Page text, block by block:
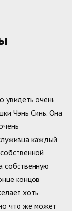
увидеть очень
Чэнь Синь. Она
каждый
собственную
концов
хоть
что же может